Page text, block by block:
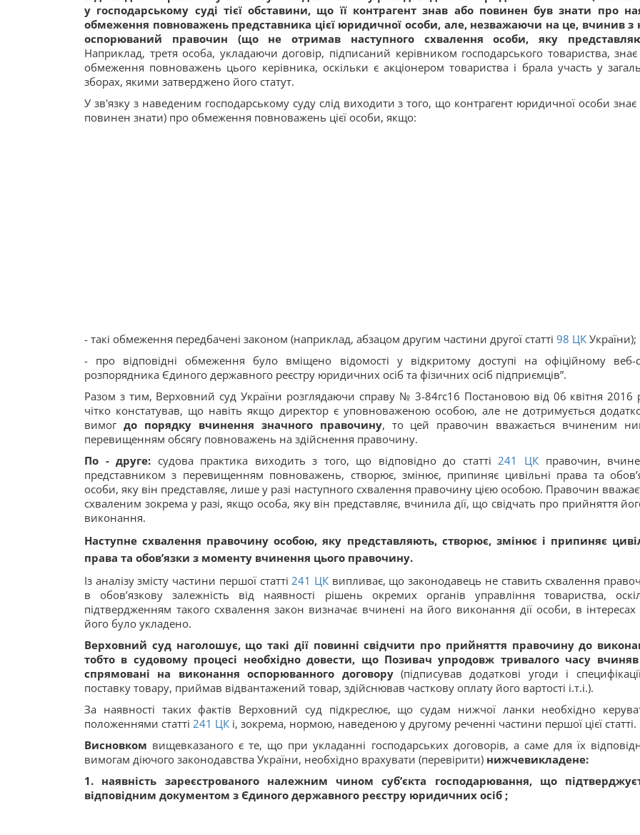
у господарському суді тієї обставини, що її контрагент знав або повинен був знати про
обмеження повноважень представника цієї юридичної особи, але, незважаючи на це, вчинив з
оспорюваний правочин (що не отримав наступного схвалення особи, яку
Наприклад, третя особа, укладаючи договір, підписаний керівником господарського товариства,
обмеження повноважень цього керівника, оскільки є акціонером товариства і брала участь у
зборах, якими затверджено його статут.
У зв'язку з наведеним господарському суду слід виходити з того, що контрагент юридичної особи знає
повинен знати) про обмеження повноважень цієї особи, якщо:
- такі обмеження передбачені законом (наприклад, абзацом другим частини другої статті 98 ЦК України);
- про відповідні обмеження було вміщено відомості у відкритому доступі на офіційному веб-
розпорядника Єдиного державного реєстру юридичних осіб та фізичних осіб підприємців”.
Разом з тим, Верховний суд України розглядаючи справу № 3-84гс16 Постановою від 06 квітня 2016
чітко констатував, що навіть якщо директор є уповноваженою особою, але не дотримується
вимог до порядку вчинення значного правочину, то цей правочин вважається вчиненим
перевищенням обсягу повноважень на здійснення правочину.
По - друге: судова практика виходить з того, що відповідно до статті 241 ЦКправочин,
представником з перевищенням повноважень, створює, змінює, припиняє цивільні права та
особи, яку він представляє, лише у разі наступного схвалення правочину цією особою. Правочин
схваленим зокрема у разі, якщо особа, яку він представляє, вчинила дії, що свідчать про прийняття
виконання.
Наступне схвалення правочину особою, яку представляють, створює, змінює і припиняє
права та обов’язки з моменту вчинення цього правочину.
Із аналізу змісту частини першої статті 241 ЦК випливає, що законодавець не ставить схвалення
в обов’язкову залежність від наявності рішень окремих органів управління товариства,
підтвердженням такого схвалення закон визначає вчинені на його виконання дії особи, в інтересах
його було укладено.
Верховний суд наголошує, що такі дії повинні свідчити про прийняття правочину до
тобто в судовому процесі необхідно довести, що Позивач упродовж тривалого часу вчиняв
спрямовані на виконання оспорюванного договору(підписував додаткові угоди і
поставку товару, приймав відвантажений товар, здійснював часткову оплату його вартості і.т.і.).
За наявності таких фактів Верховний суд підкреслює, що судам нижчої ланки необхідно
положеннями статті 241 ЦК і, зокрема, нормою, наведеною у другому реченні частини першої цієї статті.
Висновком вищевказаного є те, що при укладанні господарських договорів, а саме для їх
вимогам діючого законодавства України, необхідно врахувати (перевірити) нижчевикладене:
1. наявність зареєстрованого належним чином суб’єкта господарювання, що
відповідним документом з Єдиного державного реєстру юридичних осіб ;